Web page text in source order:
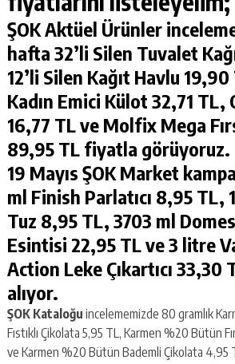
ŞOK Aktüel Ürünler
hafta 32’li Silen Tuvalet
12’li Silen Kağıt Havlu
Kadın Emici Külot 32,71
16,77 TL ve Molfix Mega
89,95 TL fiyatla görüyoruz.
19 Mayıs ŞOK Market
ml Finish Parlatıcı 8,95 TL,
Tuz 8,95 TL, 3703 ml
Esintisi 22,95 TL ve 3 litre
Action Leke Çıkartıcı
alıyor.
ŞOK Kataloğu incelememizde 80 gramlık
Fıstıklı Çikolata 5,95 TL, Karmen %20 Bütün
ve Karmen %20 Bütün Bademli Çikolata 4,95